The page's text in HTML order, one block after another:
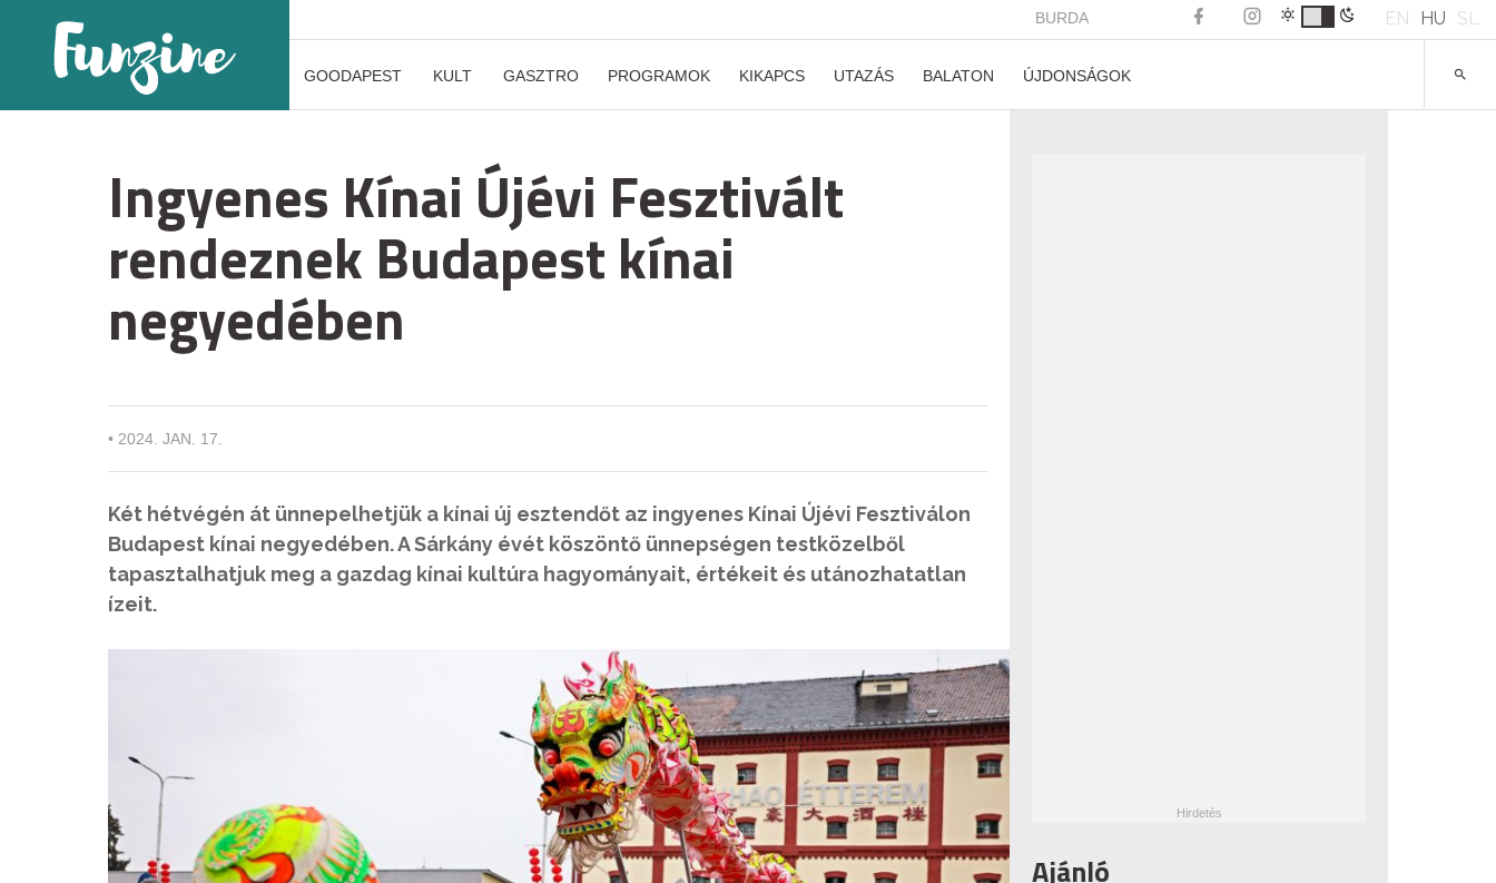
BURDA EN HU SL
GOODAPEST KULT GASZTRO PROGRAMOK KIKAPCS UTAZÁS BALATON ÚJDONSÁGOK
Ingyenes Kínai Újévi Fesztivált
rendeznek Budapest kínai
negyedében
• 2024. JAN. 17.
Két hétvégén át ünnepelhetjük a kínai új esztendőt az ingyenes Kínai Újévi Fesztiválon
Budapest kínai negyedében. A Sárkány évét köszöntő ünnepségen testközelből
tapasztalhatjuk meg a gazdag kínai kultúra hagyományait, értékeit és utánozhatatlan
ízeit.
Ajánló